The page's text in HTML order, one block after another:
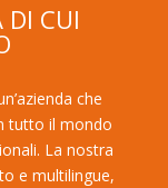
DI CUI
che
tutto il mondo
La nostra
e multilingue,